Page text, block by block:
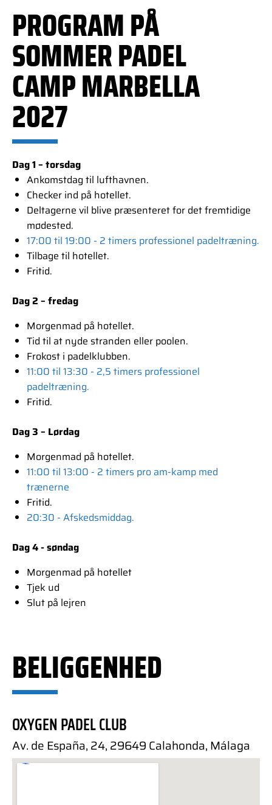
PROGRAM PÅ
SOMMER PADEL
CAMP MARBELLA
2027
Dag 1 – torsdag
Ankomstdag til lufthavnen.
Checker ind på hotellet.
Deltagerne vil blive præsenteret for det fremtidige
mødested.
17:00 til 19:00 - 2 timers professionel padeltræning.
Tilbage til hotellet.
Fritid.
Dag 2 – fredag
Morgenmad på hotellet.
Tid til at nyde stranden eller poolen.
Frokost i padelklubben.
11:00 til 13:30 - 2,5 timers professionel
padeltræning.
Fritid.
Dag 3 – Lørdag
Morgenmad på hotellet.
11:00 til 13:00 - 2 timers pro am-kamp med
trænerne
Fritid.
20:30 - Afskedsmiddag.
Dag 4 - søndag
Morgenmad på hotellet
Tjek ud
Slut på lejren
BELIGGENHED
OXYGEN PADEL CLUB
Av. de España, 24, 29649 Calahonda, Málaga